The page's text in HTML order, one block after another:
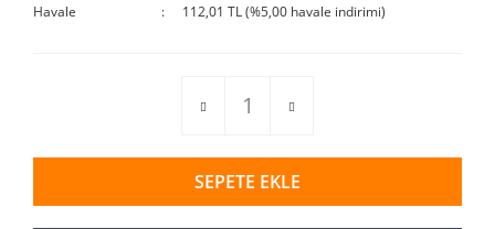
Havale
112,01 TL (%5,00 havale indirimi)
SEPETE EKLE